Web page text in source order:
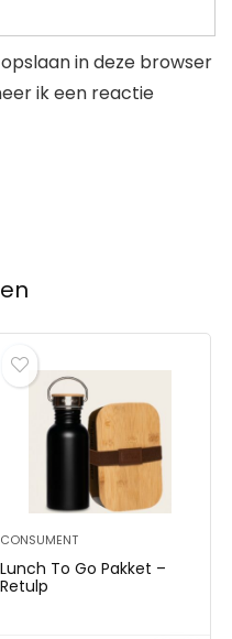
in deze browser
ik een reactie
CONSUMENT
Lunch To Go Pakket –
Retulp